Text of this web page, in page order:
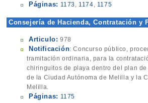
Páginas: 1173 , 1174, 1175
Consejería de Hacienda, Contratación y
Articulo: 978
Notificación: Concurso público,
tramitación ordinaria, para la
chiringuitos de playa dentro del plan
de la Ciudad Autónoma de Melilla y la
Melilla.
Páginas: 1175